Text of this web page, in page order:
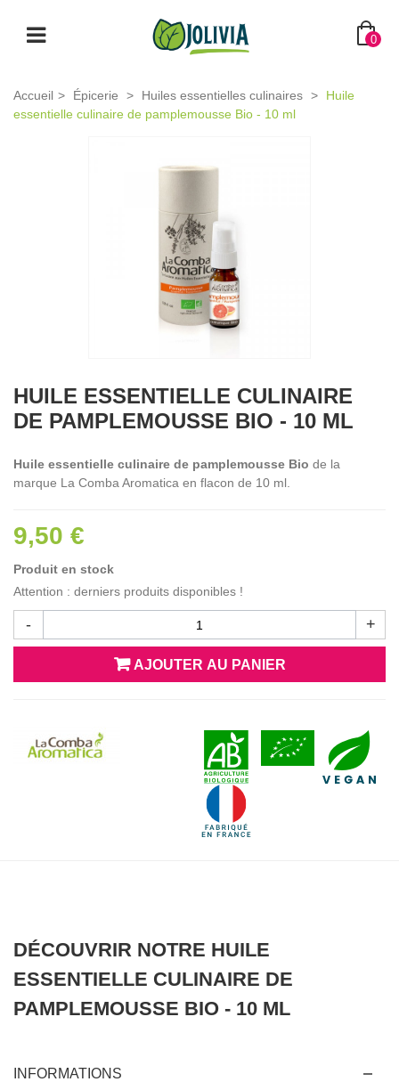
0
Accueil > Épicerie > Huiles essentielles culinaires >
Huile
essentielle culinaire de pamplemousse Bio - 10 ml
HUILE ESSENTIELLE CULINAIRE
DE PAMPLEMOUSSE BIO - 10 ML
Huile essentielle culinaire de pamplemousse Bio de la
marque La Comba Aromatica en flacon de 10 ml.
9,50 €
Produit en stock
Attention : derniers produits disponibles !
- +
AJOUTER AU PANIER
DÉCOUVRIR NOTRE HUILE
ESSENTIELLE CULINAIRE DE
PAMPLEMOUSSE BIO - 10 ML
INFORMATIONS